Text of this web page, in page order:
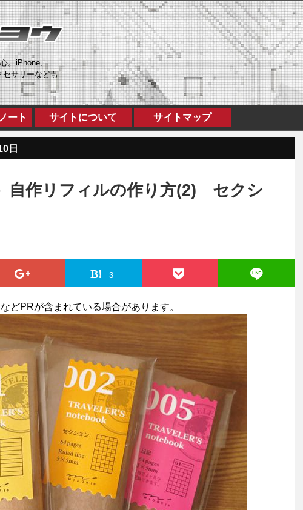
。iPhone、
セサリーなども
ート サイトについて サイトマップ
日
自作リフィルの作り方(2) セクシ
3
どPRが含まれている場合があります。